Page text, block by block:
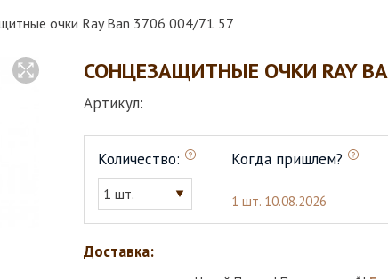
очки Ray Ban 3706 004/71 57
СОНЦЕЗАЩИТНЫЕ ОЧКИ RAY
Артикул:
Количество:
1 шт.
Когда пришлем?
1 шт. 10.08.2026
Доставка: